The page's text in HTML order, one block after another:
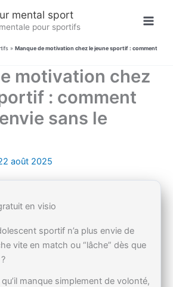
mental sport
pour sportifs
» Manque de motivation chez le jeune sportif : comment
motivation chez
: comment
sans le
août 2025
en visio
sportif n’a plus envie de
vite en match ou “lâche” dès que
manque simplement de volonté,